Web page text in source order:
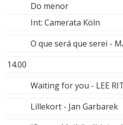
Do menor
Int: Camerata Köln
O que será que serei -
14.00
Waiting for you - LEE
Lillekort - Jan Garbarek